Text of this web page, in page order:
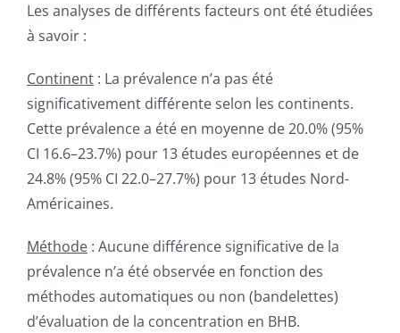
Les analyses de différents facteurs ont été étudiées
à savoir :
Continent: La prévalence n’a pas été
significativement différente selon les continents.
Cette prévalence a été en moyenne de 20.0% (95%
CI 16.6–23.7%) pour 13 études européennes et de
24.8% (95% CI 22.0–27.7%) pour 13 études Nord-
Américaines.
Méthode: Aucune différence significative de la
prévalence n’a été observée en fonction des
méthodes automatiques ou non (bandelettes)
d’évaluation de la concentration en BHB.